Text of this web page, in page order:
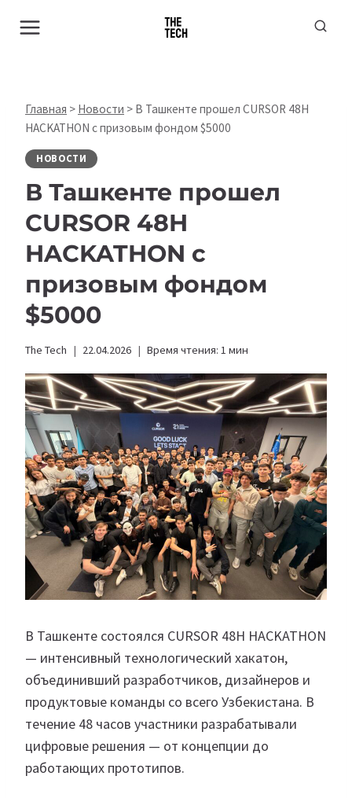
Главная > Новости > В Ташкенте прошел CURSOR 48H
HACKATHON с призовым фондом $5000
НОВОСТИ
В Ташкенте прошел
CURSOR 48H
HACKATHON с
призовым фондом
$5000
The Tech 22.04.2026 Время чтения: 1 мин
В Ташкенте состоялся CURSOR 48H HACKATHON
— интенсивный технологический хакатон,
объединивший разработчиков, дизайнеров и
продуктовые команды со всего Узбекистана. В
течение 48 часов участники разрабатывали
цифровые решения — от концепции до
работающих прототипов.